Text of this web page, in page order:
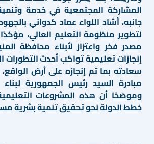
المشاركة المجتمعية في خدمة
جانبه، أشاد اللواء عماد كدواني
لتطوير منظومة التعليم العالي،
مصدر فخر واعتزاز لأبناء محافظة
إنجازات تعليمية تواكب أحدث التطورات
سعادته بما تم إنجازه على أرض
مبادرة السيد رئيس الجمهورية
وموضحًا أن هذه المشروعات
خطط الدولة نحو تحقيق تنمية بشرية